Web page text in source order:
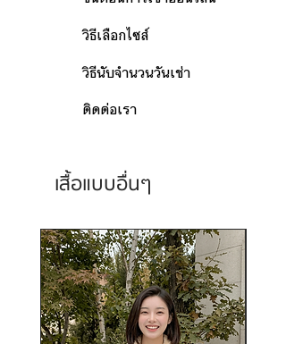
วิธีเลือกไซส์
วิธีนับจำนวนวันเช่า
ติดต่อเรา
เสื้อแบบอื่นๆ